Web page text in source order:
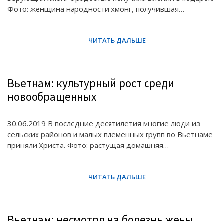
Фото: женщина народности хмонг, получившая…
Вьетнам: культурный рост среди
новообращенных
30.06.2019 В последние десятилетия многие люди из
сельских районов и малых племенных групп во Вьетнаме
приняли Христа. Фото: растущая домашняя…